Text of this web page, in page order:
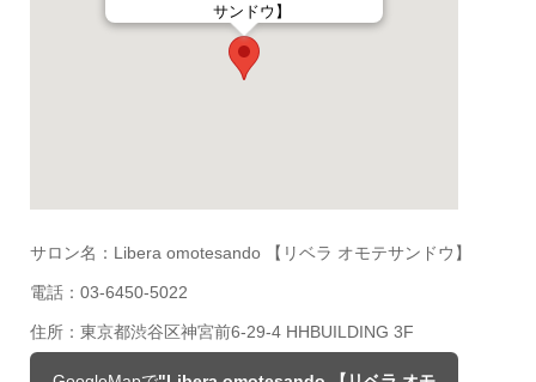
サンドウ】
サロン名：Libera omotesando 【リベラ オモテサンドウ】
電話：03-6450-5022
住所：東京都渋谷区神宮前6‐29‐4 HHBUILDING 3F